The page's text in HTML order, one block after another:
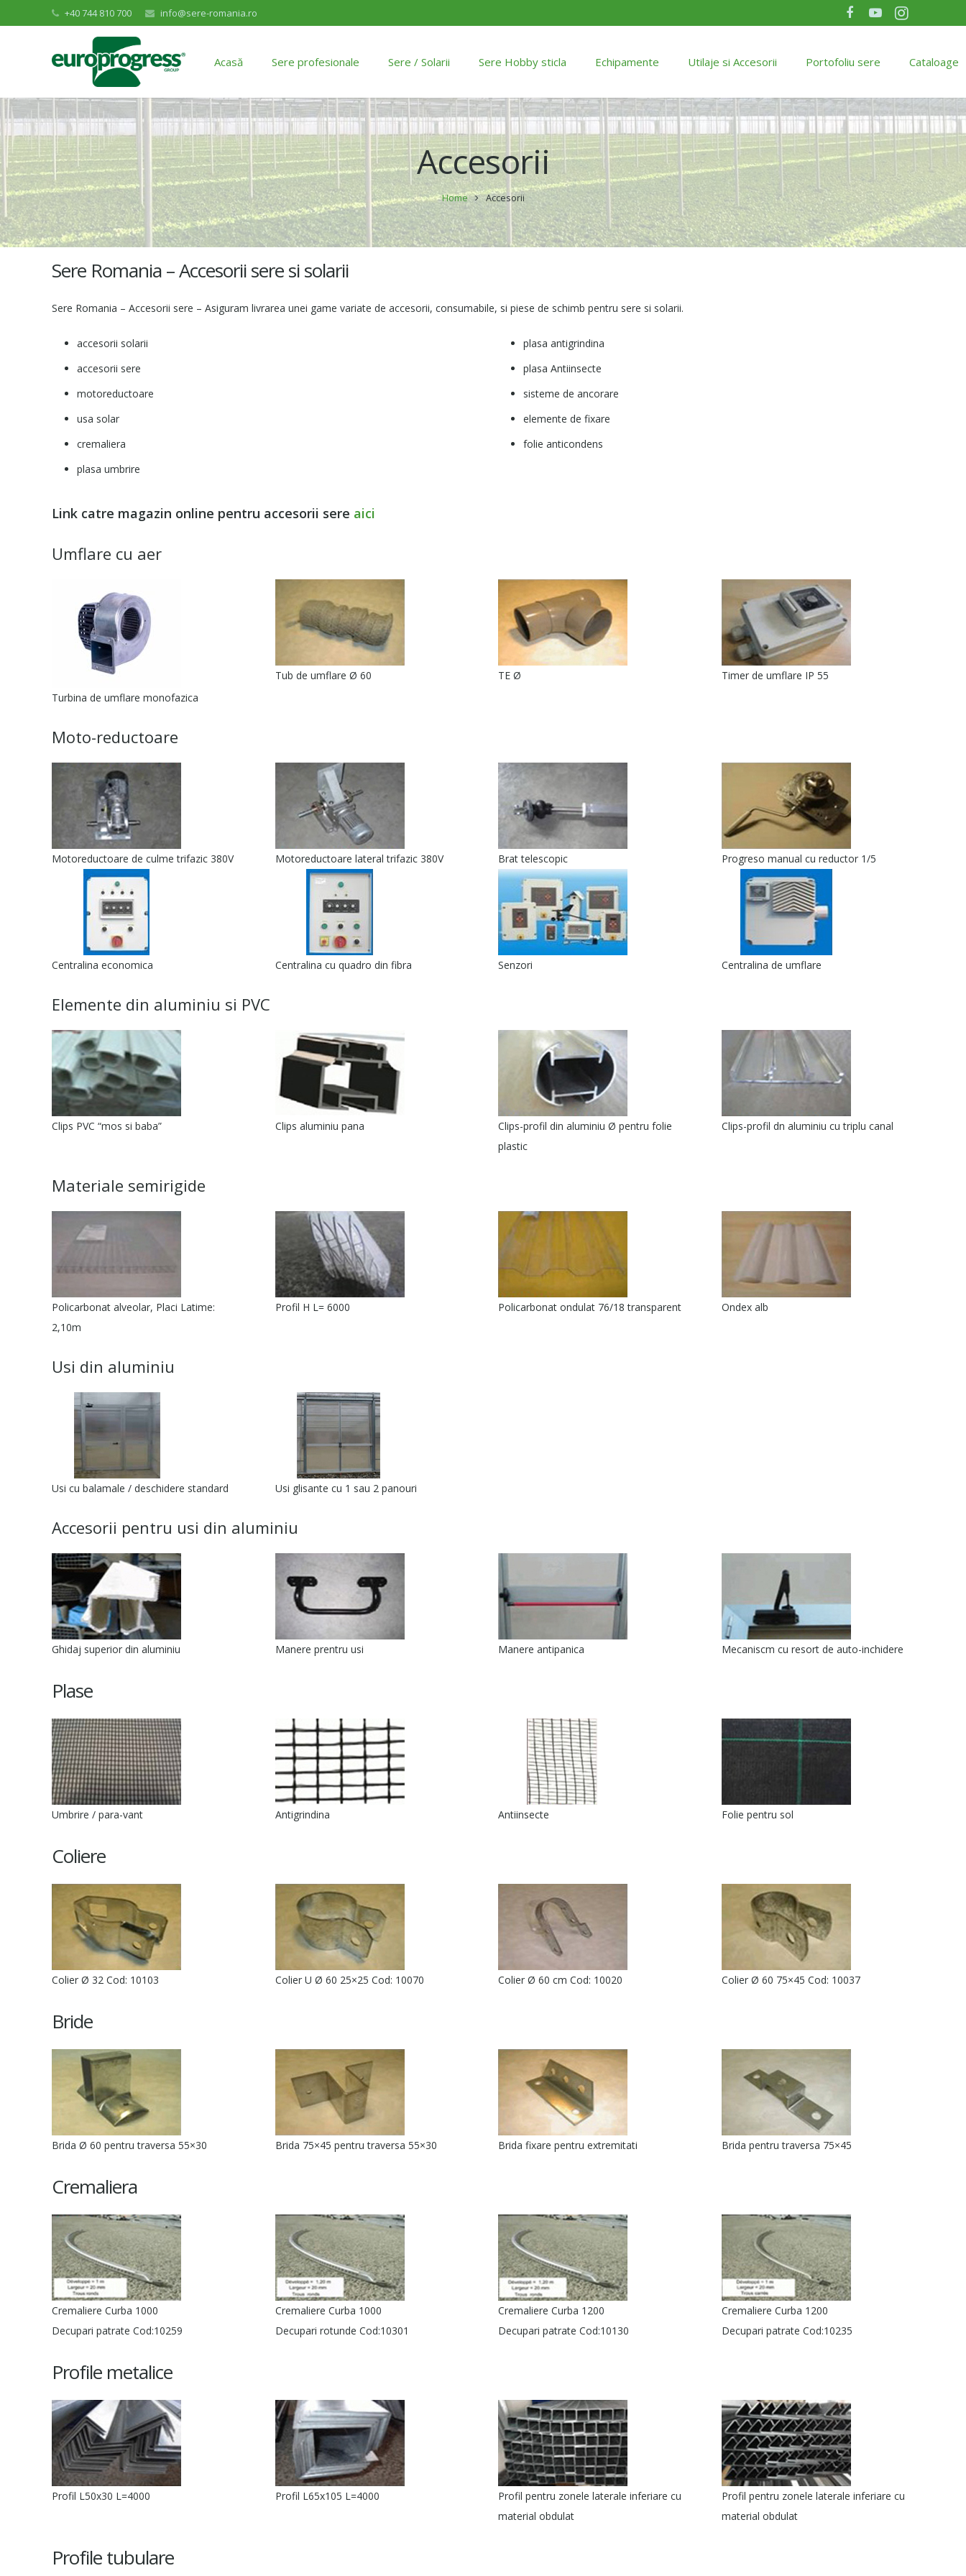
+40 744 810 700 info@sere-romania.ro
Acasă Sere profesionale Sere / Solarii Sere Hobby sticla Echipamente Utilaje si Accesorii Portofoliu sere Cataloage
Accesorii
Home Accesorii
Sere Romania – Accesorii sere si solarii
Sere Romania – Accesorii sere – Asiguram livrarea unei game variate de accesorii, consumabile, si piese de schimb pentru sere si solarii.
accesorii solarii
accesorii sere
motoreductoare
usa solar
cremaliera
plasa umbrire
Link catre magazin online pentru accesorii sere aici
plasa antigrindina
plasa Antiinsecte
sisteme de ancorare
elemente de fixare
folie anticondens
Umflare cu aer
Turbina de umflare monofazica
Tub de umflare Ø 60 TE Ø Timer de umflare IP 55
Moto-reductoare
Motoreductoare de culme trifazic 380V Motoreductoare lateral trifazic 380V Brat telescopic Progreso manual cu reductor 1/5
Centralina economica Centralina cu quadro din fibra Senzori Centralina de umflare
Elemente din aluminiu si PVC
Clips PVC “mos si baba” Clips aluminiu pana
Clips-profil din aluminiu Ø pentru folie
plastic
Clips-profil dn aluminiu cu triplu canal
Materiale semirigide
Policarbonat alveolar, Placi Latime:
2,10m
Profil H L= 6000 Policarbonat ondulat 76/18 transparent Ondex alb
Usi din aluminiu
Usi cu balamale / deschidere standard Usi glisante cu 1 sau 2 panouri
Accesorii pentru usi din aluminiu
Ghidaj superior din aluminiu Manere prentru usi Manere antipanica Mecaniscm cu resort de auto-inchidere
Plase
Umbrire / para-vant Antigrindina Antiinsecte Folie pentru sol
Coliere
Colier Ø 32 Cod: 10103 Colier U Ø 60 25×25 Cod: 10070 Colier Ø 60 cm Cod: 10020 Colier Ø 60 75×45 Cod: 10037
Bride
Brida Ø 60 pentru traversa 55×30 Brida 75×45 pentru traversa 55×30 Brida fixare pentru extremitati Brida pentru traversa 75×45
Cremaliera
Cremaliere Curba 1000
Decupari patrate Cod:10259
Cremaliere Curba 1000
Decupari rotunde Cod:10301
Cremaliere Curba 1200
Decupari patrate Cod:10130
Cremaliere Curba 1200
Decupari patrate Cod:10235
Profile metalice
Profil L50x30 L=4000 Profil L65x105 L=4000
Profil pentru zonele laterale inferiare cu
material obdulat
Profil pentru zonele laterale inferiare cu
material obdulat
Profile tubulare